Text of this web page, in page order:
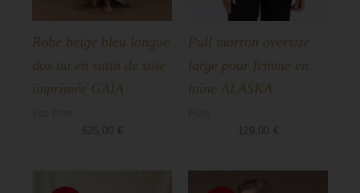
Robe beige bleu longue
dos nu en satin de soie
imprimée GAIA
625,00
Pull marron oversize
large pour femme en
laine ALASKA